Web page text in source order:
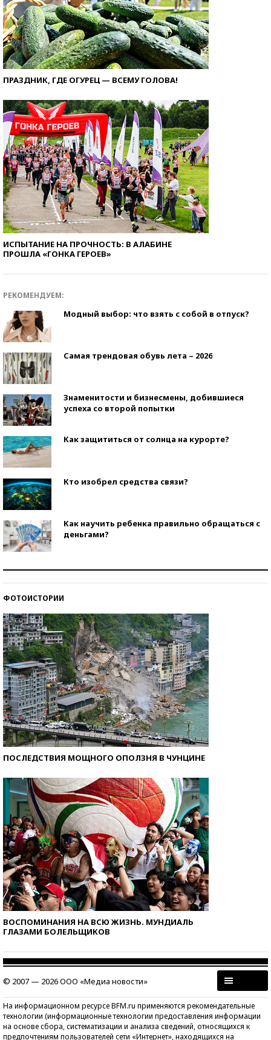
ПРАЗДНИК, ГДЕ ОГУРЕЦ — ВСЕМУ ГОЛОВА!
ИСПЫТАНИЕ НА ПРОЧНОСТЬ: В АЛАБИНЕ
ПРОШЛА «ГОНКА ГЕРОЕВ»
РЕКОМЕНДУЕМ:
Модный выбор: что взять с собой в отпуск?
Самая трендовая обувь лета – 2026
Знаменитости и бизнесмены, добившиеся
успеха со второй попытки
Как защититься от солнца на курорте?
Кто изобрел средства связи?
Как научить ребенка правильно обращаться с
деньгами?
ФОТОИСТОРИИ
ПОСЛЕДСТВИЯ МОЩНОГО ОПОЛЗНЯ В ЧУНЦИНЕ
ВОСПОМИНАНИЯ НА ВСЮ ЖИЗНЬ. МУНДИАЛЬ
ГЛАЗАМИ БОЛЕЛЬЩИКОВ
© 2007 — 2026 ООО «Медиа новости»
На информационном ресурсе BFM.ru применяются рекомендательные
технологии (информационные технологии предоставления информации
на основе сбора, систематизации и анализа сведений, относящихся к
предпочтениям пользователей сети «Интернет», находящихся на